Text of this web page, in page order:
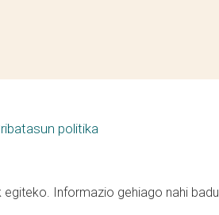
politika
Informazio gehiago nahi